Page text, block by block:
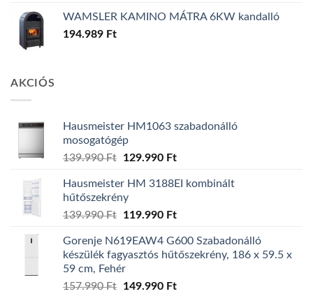
WAMSLER KAMINO MÁTRA 6KW kandalló
194.989 Ft
AKCIÓS
Hausmeister HM1063 szabadonálló
mosogatógép
139.990Ft
Original
was:
139.990 Ft.
129.990 FtCurrent
is:
Hausmeister HM 3188EI kombinált
hűtőszekrény
139.990Ft
Original
was:
139.990 Ft.
119.990 FtCurrent
is:
119.990 Ft.
Gorenje N619EAW4 G600 Szabadonálló
készülék fagyasztós hűtőszekrény, 186 x 59.5 x
59 cm, Fehér
157.990Ft
Original
149.990 FtCurrent